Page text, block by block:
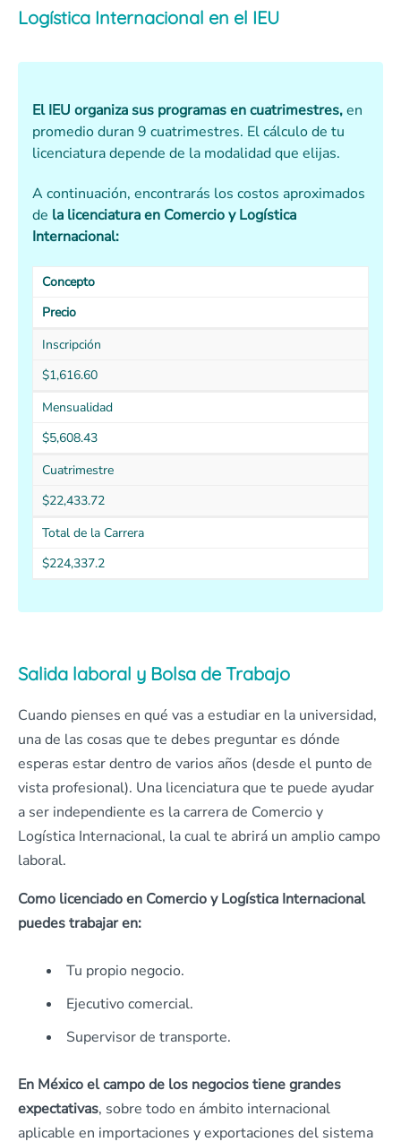
Logística Internacional en el IEU
El IEU organiza sus programas en cuatrimestres,en
promedio duran 9 cuatrimestres. El cálculo de tu
licenciatura depende de la modalidad que elijas.
A continuación, encontrarás los costos aproximados
de la licenciatura en Comercio y Logística
Internacional:
Concepto
Precio
Inscripción
$1,616.60
Mensualidad
$5,608.43
Cuatrimestre
$22,433.72
Total de la Carrera
$224,337.2
Salida laboral y Bolsa de Trabajo
Cuando pienses en qué vas a estudiar en la universidad,
una de las cosas que te debes preguntar es dónde
esperas estar dentro de varios años (desde el punto de
vista profesional). Una licenciatura que te puede ayudar
a ser independiente es la carrera de Comercio y
Logística Internacional, la cual te abrirá un amplio campo
laboral.
Como licenciado en Comercio y Logística Internacional
puedes trabajar en:
Tu propio negocio.
Ejecutivo comercial.
Supervisor de transporte.
En México el campo de los negocios tiene grandes
expectativas, sobre todo en ámbito internacional
aplicable en importaciones y exportaciones del sistema